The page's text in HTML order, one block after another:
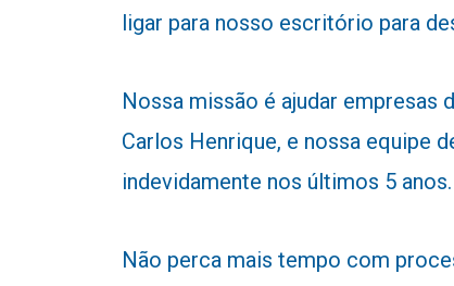
ligar para nosso escritório para
Nossa missão é ajudar empresas
Carlos Henrique, e nossa equipe
indevidamente nos últimos 5 anos.
Não perca mais tempo com